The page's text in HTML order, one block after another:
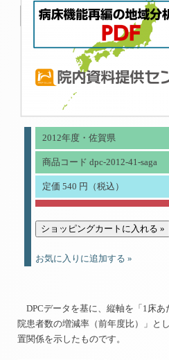
2012年度・佐賀県
商品コード dpc-2012-41-saga
定価 540 円（税込）
お気に入りに追加する »
DPCデータを基に、縦軸を「1床あ
院患者数の増減率（前年度比）」と
置関係を示したものです。